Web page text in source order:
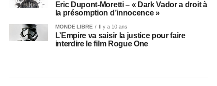
Eric Dupont-Moretti – « Dark Vador a droit à
la présomption d’innocence »
MONDE LIBRE Il y a 10 ans
L’Empire va saisir la justice pour faire
interdire le film Rogue One